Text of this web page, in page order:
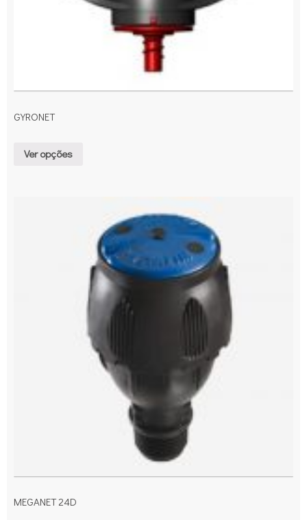
GYRONET
Ver opções
MEGANET 24D